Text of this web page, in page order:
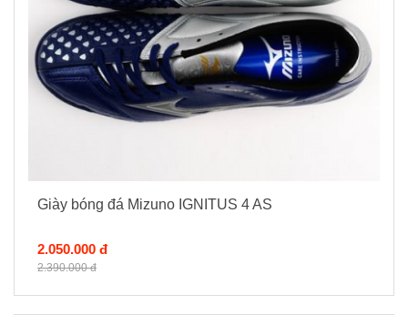
Giày bóng đá Mizuno IGNITUS 4 AS
2.050.000 đ
2.390.000 đ